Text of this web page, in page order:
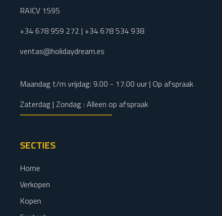
RAICV 1595
+34 678 959 272 | +34 678 534 938
ventas@holidaydream.es
Maandag t/m vrijdag: 9.00 - 17.00 uur | Op afspraak
Zaterdag | Zondag : Alleen op afspraak
SECTIES
Home
Verkopen
Kopen